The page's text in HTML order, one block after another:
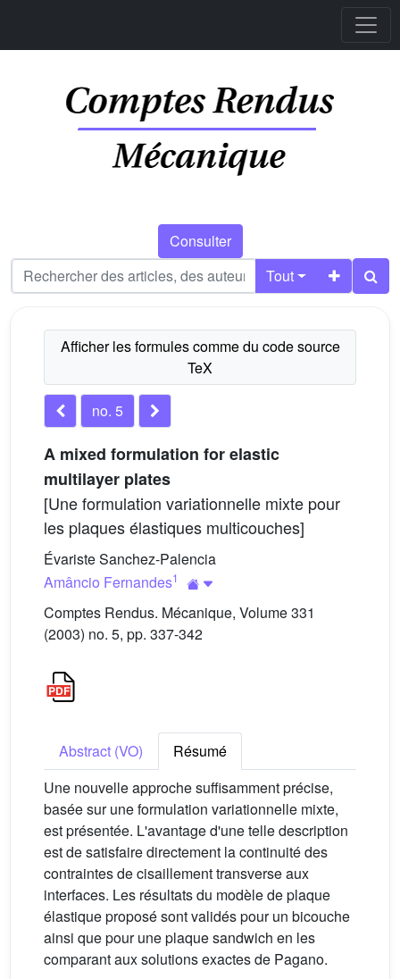
Consulter
Tout
no. 5
A mixed formulation for elastic
multilayer plates
[Une formulation variationnelle mixte pour
les plaques élastiques multicouches]
Évariste Sanchez-Palencia
Amâncio Fernandes1
Comptes Rendus. Mécanique, Volume 331
(2003) no. 5, pp. 337-342
Abstract (VO)
Résumé
Une nouvelle approche suffisamment précise,
basée sur une formulation variationnelle mixte,
est présentée. L'avantage d'une telle description
est de satisfaire directement la continuité des
contraintes de cisaillement transverse aux
interfaces. Les résultats du modèle de plaque
élastique proposé sont validés pour un bicouche
ainsi que pour une plaque sandwich en les
comparant aux solutions exactes de Pagano.